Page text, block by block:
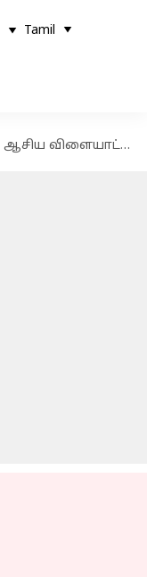
Tamil
ஆசிய விளையாட்டுப் போட்டிக்கு தகுதி பெற்றார் இந்திய தடகள வீரர் கார்த்திக் குமார்